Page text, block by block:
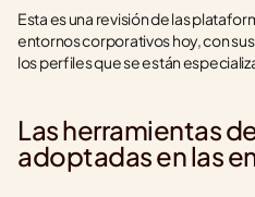
Esta es una revisión de las
entornos corporativos hoy, con
los perfiles que se están
Las herramientas
adoptadas en las